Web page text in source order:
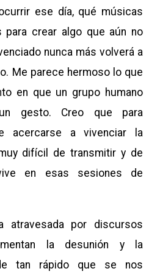
ese día, qué músicas
para crear algo que aún no
nunca más volverá a
Me parece hermoso lo que
en que un grupo humano
gesto. Creo que para
acercarse a vivenciar la
difícil de transmitir y de
en esas sesiones de
atravesada por discursos
la desunión y la
tan rápido que se nos